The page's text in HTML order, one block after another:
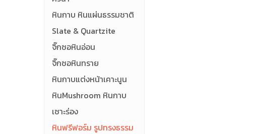
หินกาบ หินแผ่นธรรมชาติ
Slate & Quartzite
จิ๊กซอหินอ่อน
จิ๊กซอหินทราย
หินกาบแต่งหน้าเคาะนูน
หินMushroom หินกาบ
เซาะร่อง
หินฟรีฟอร์ม รูปทรงธรรม